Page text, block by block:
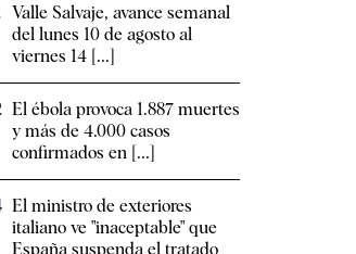
Valle Salvaje, avance semanal
del lunes 10 de agosto al
viernes 14 [...]
El ébola provoca 1.887 muertes
y más de 4.000 casos
confirmados en [...]
El ministro de exteriores
italiano ve "inaceptable" que
España suspenda el tratado